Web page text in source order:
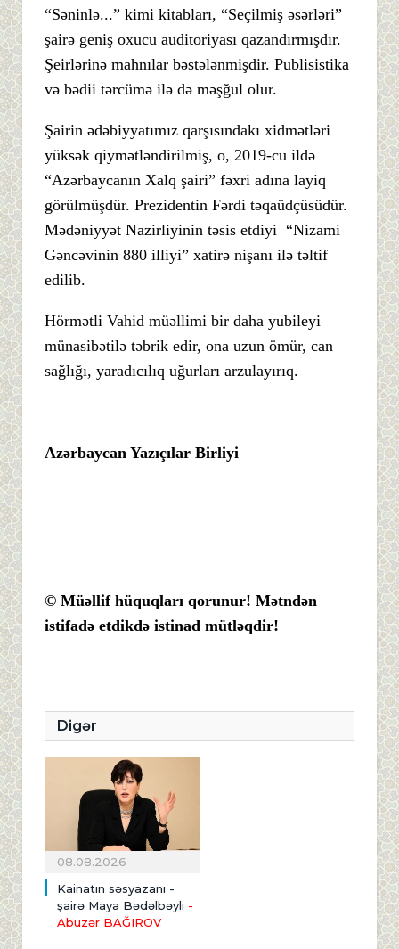
“Səninlə...” kimi kitabları, “Seçilmiş əsərləri”
şairə geniş oxucu auditoriyası qazandırmışdır.
Şeirlərinə mahnılar bəstələnmişdir. Publisistika
və bədii tərcümə ilə də məşğul olur.
Şairin ədəbiyyatımız qarşısındakı xidmətləri
yüksək qiymətləndirilmiş, o, 2019-cu ildə
“Azərbaycanın Xalq şairi” fəxri adına layiq
görülmüşdür. Prezidentin Fərdi təqaüdçüsüdür.
Mədəniyyət Nazirliyinin təsis etdiyi “Nizami
Gəncəvinin 880 illiyi” xatirə nişanı ilə təltif
edilib.
Hörmətli Vahid müəllimi bir daha yubileyi
münasibətilə təbrik edir, ona uzun ömür, can
sağlığı, yaradıcılıq uğurları arzulayırıq.
Azərbaycan Yazıçılar Birliyi
© Müəllif hüquqları qorunur! Mətndən
istifadə etdikdə istinad mütləqdir!
Digər
08.08.2026
Kainatın səsyazanı -
şairə Maya Bədəlbəyli -
Abuzər BAĞIROV